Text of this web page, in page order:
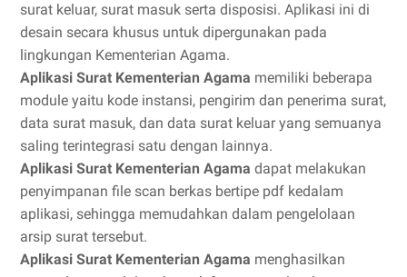
surat keluar, surat masuk serta disposisi. Aplikasi ini di
desain secara khusus untuk dipergunakan pada
lingkungan Kementerian Agama.
Aplikasi Surat Kementerian Agama memiliki beberapa
module yaitu kode instansi, pengirim dan penerima surat,
data surat masuk, dan data surat keluar yang semuanya
saling terintegrasi satu dengan lainnya.
Aplikasi Surat Kementerian Agama dapat melakukan
penyimpanan file scan berkas bertipe pdf kedalam
aplikasi, sehingga memudahkan dalam pengelolaan
arsip surat tersebut.
Aplikasi Surat Kementerian Agama menghasilkan